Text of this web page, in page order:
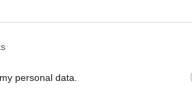
personal data.
cerca del aro con puntos
la responsabilidad
visitante.